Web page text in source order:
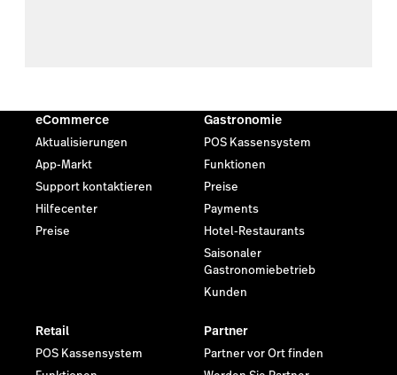
eCommerce
Aktualisierungen
App-Markt
Support kontaktieren
Hilfecenter
Preise
Gastronomie
POS Kassensystem
Funktionen
Preise
Payments
Hotel-Restaurants
Saisonaler
Gastronomiebetrieb
Kunden
Retail
POS Kassensystem
Partner
Partner vor Ort finden